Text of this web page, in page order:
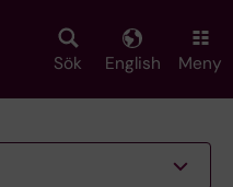
Sök English Meny